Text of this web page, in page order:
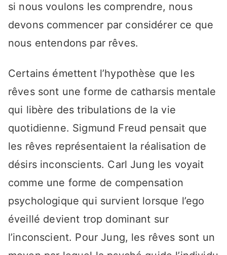
si nous voulons les comprendre, nous
devons commencer par considérer ce que
nous entendons par rêves.
Certains émettent l’hypothèse que les
rêves sont une forme de catharsis mentale
qui libère des tribulations de la vie
quotidienne. Sigmund Freud pensait que
les rêves représentaient la réalisation de
désirs inconscients. Carl Jung les voyait
comme une forme de compensation
psychologique qui survient lorsque l’ego
éveillé devient trop dominant sur
l’inconscient. Pour Jung, les rêves sont un